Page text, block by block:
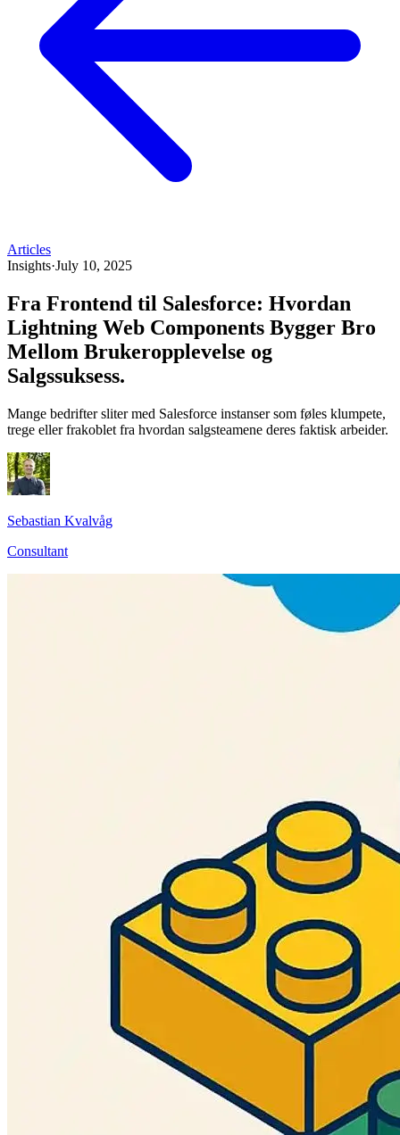
Articles
Insights·July 10, 2025
Fra Frontend til Salesforce: Hvordan
Lightning Web Components Bygger Bro
Mellom Brukeropplevelse og
Salgssuksess.
Mange bedrifter sliter med Salesforce instanser som føles klumpete,
trege eller frakoblet fra hvordan salgsteamene deres faktisk arbeider.
Sebastian Kvalvåg
Consultant